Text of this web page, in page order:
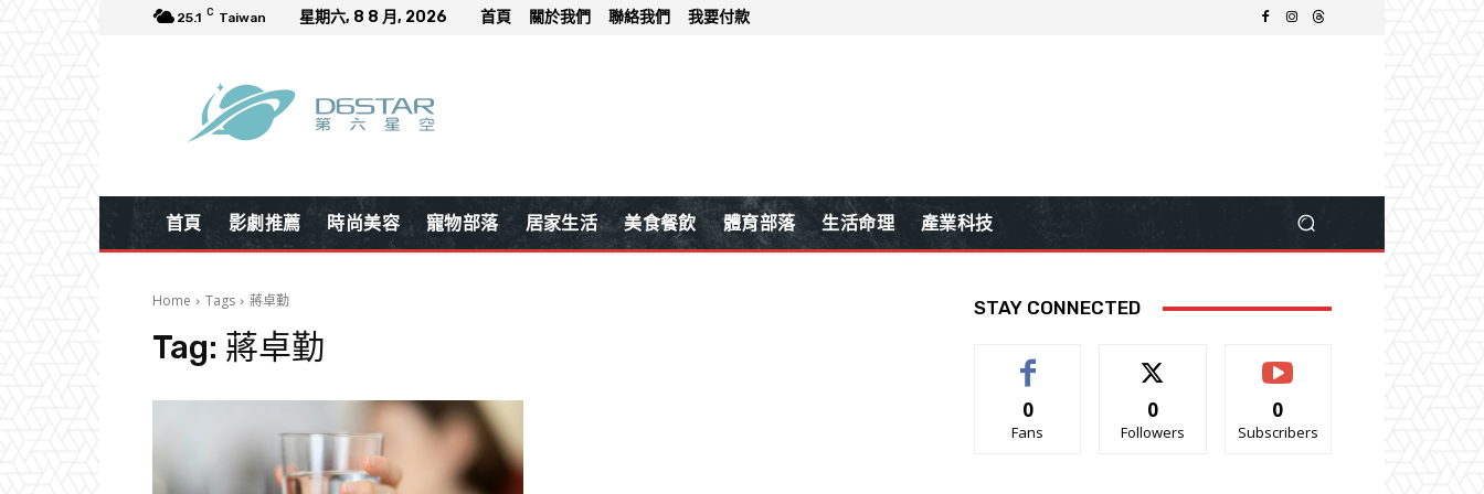
25.1 C Taiwan 星期六, 8 8 月, 2026 首頁 關於我們 聯絡我們 我要付款
首頁 影劇推薦 時尚美容 寵物部落 居家生活 美食餐飲 體育部落 生活命理 產業科技
Home Tags 蔣卓勤
Tag: 蔣卓勤
STAY CONNECTED
0
Fans
0
Followers
0
Subscribers